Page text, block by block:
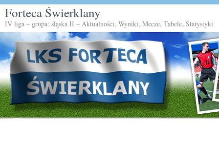
Forteca Świerklany
IV liga – grupa: śląska II – Aktualności, Wyniki, Mecze, Tabele, Statystyki